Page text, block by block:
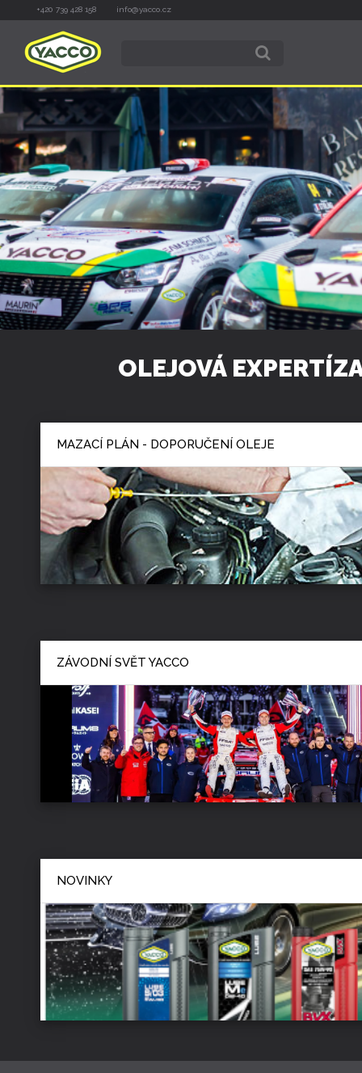
+420 739 428 158 info@yacco.cz
OLEJOVÁ
MAZACÍ PLÁN - DOPORUČENÍ OLEJE
ZÁVODNÍ SVĚT YACCO
NOVINKY